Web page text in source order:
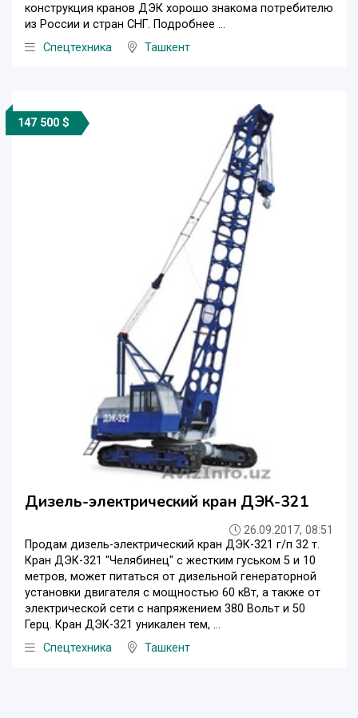
конструкция кранов ДЭК хорошо знакома потребителю
из России и стран СНГ. Подробнее ...
Спецтехника
Ташкент
147 500 $
Дизель-электрический кран ДЭК-321
26.09.2017, 08:51
Продам дизель-электрический кран ДЭК-321 г/п 32 т.
Кран ДЭК-321 "Челябинец" с жестким гуськом 5 и 10
метров, может питаться от дизельной генераторной
установки двигателя с мощностью 60 кВт, а также от
электрической сети с напряжением 380 Вольт и 50
Герц. Кран ДЭК-321 уникален тем, ...
Спецтехника
Ташкент